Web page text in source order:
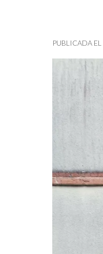
PUBLICADA EL